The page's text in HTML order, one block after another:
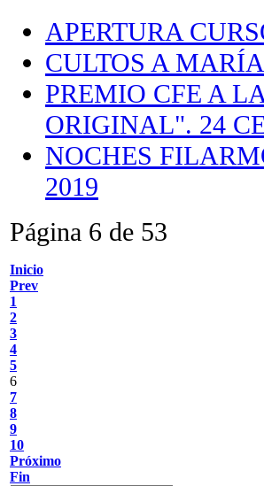
APERTURA
CULTOS A
PREMIO CFE A
ORIGINAL". 24
NOCHES
2019
Página 6 de 53
Inicio
Prev
1
2
3
4
5
6
7
8
9
10
Próximo
Fin